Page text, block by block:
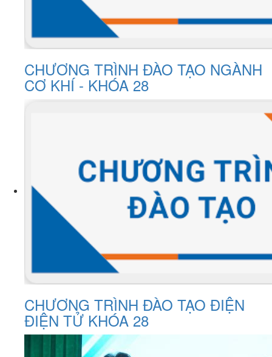
CHƯƠNG TRÌNH ĐÀO TẠO NGÀNH
CƠ KHÍ - KHÓA 28
CHƯƠNG TRÌNH ĐÀO TẠO ĐIỆN
ĐIỆN TỬ KHÓA 28